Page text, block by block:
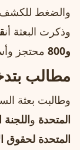
والضغط للكشف
وذكرت البعثة أن
و800
محتجز
مطالب
وطالبت بعثة
المتحدة و
المتحدة لحقوق